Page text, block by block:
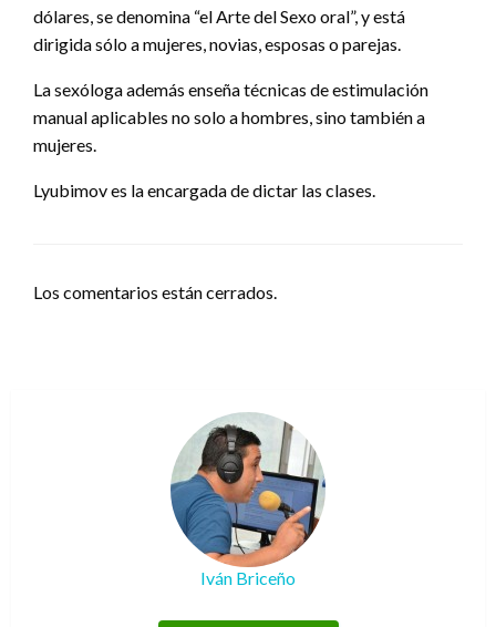
dólares, se denomina “el Arte del Sexo oral”, y está
dirigida sólo a mujeres, novias, esposas o parejas.
La sexóloga además enseña técnicas de estimulación
manual aplicables no solo a hombres, sino también a
mujeres.
Lyubimov es la encargada de dictar las clases.
Los comentarios están cerrados.
Iván Briceño